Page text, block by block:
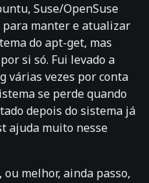
Suse/OpenSuse
manter e atualizar
do apt-get, mas
si só. Fui levado a
várias vezes por conta
se perde quando
depois do sistema já
ajuda muito nesse
melhor, ainda passo,